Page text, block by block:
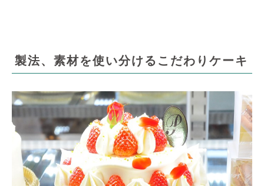
製法、素材を使い分けるこだわりケーキ